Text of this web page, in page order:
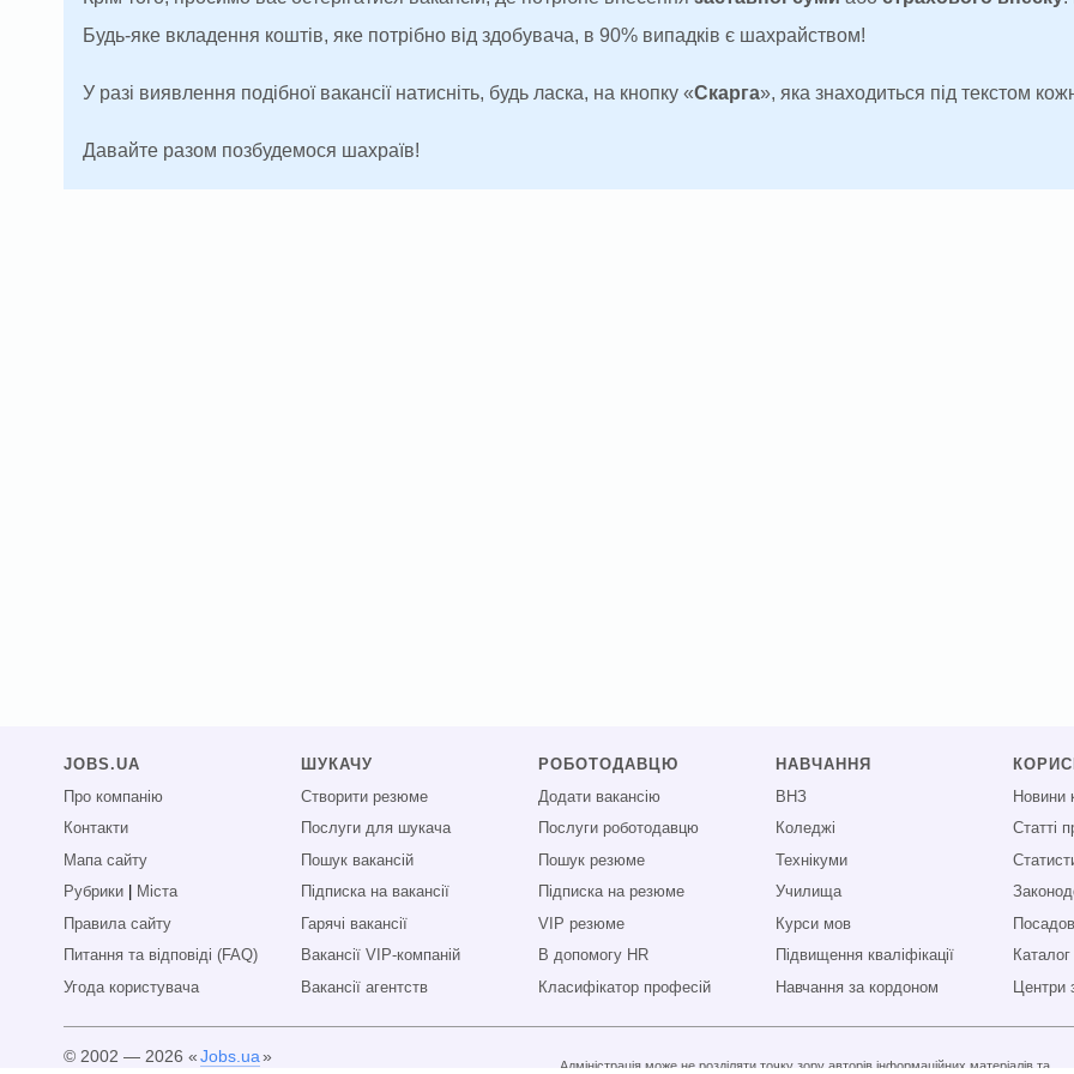
Будь-яке вкладення коштів, яке потрібно від здобувача, в 90% випадків є шахрайством!
У разі виявлення подібної вакансії натисніть, будь ласка, на кнопку «Скарга», яка знаходиться під текстом
Давайте разом позбудемося шахраїв!
JOBS.UA
Про компанію
Контакти
Мапа сайту
Рубрики
Міста
Правила сайту
Питання та відповіді (FAQ)
Угода користувача
ШУКАЧУ
Створити резюме
Послуги для шукача
Пошук вакансій
Підписка на вакансії
Гарячі вакансії
Вакансії VIP-компаній
Вакансії агентств
РОБОТОДАВЦЮ
Додати вакансію
Послуги роботодавцю
Пошук резюме
Підписка на резюме
VIP резюме
В допомогу HR
Класифікатор професій
НАВЧАННЯ
ВНЗ
Коледжі
Технікуми
Училища
Курси мов
Підвищення кваліфікації
Навчання за кордоном
Новини
Статті
Центри
© 2002 — 2026 «Jobs.ua»
Адміністрація може не розділяти точку зору авторів інформаційних матеріалів та